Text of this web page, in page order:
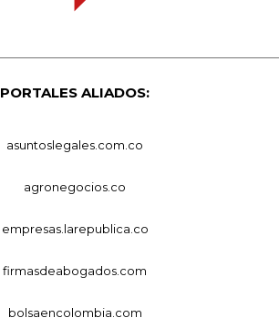
PORTALES ALIADOS:
asuntoslegales.com.co
agronegocios.co
empresas.larepublica.co
firmasdeabogados.com
bolsaencolombia.com